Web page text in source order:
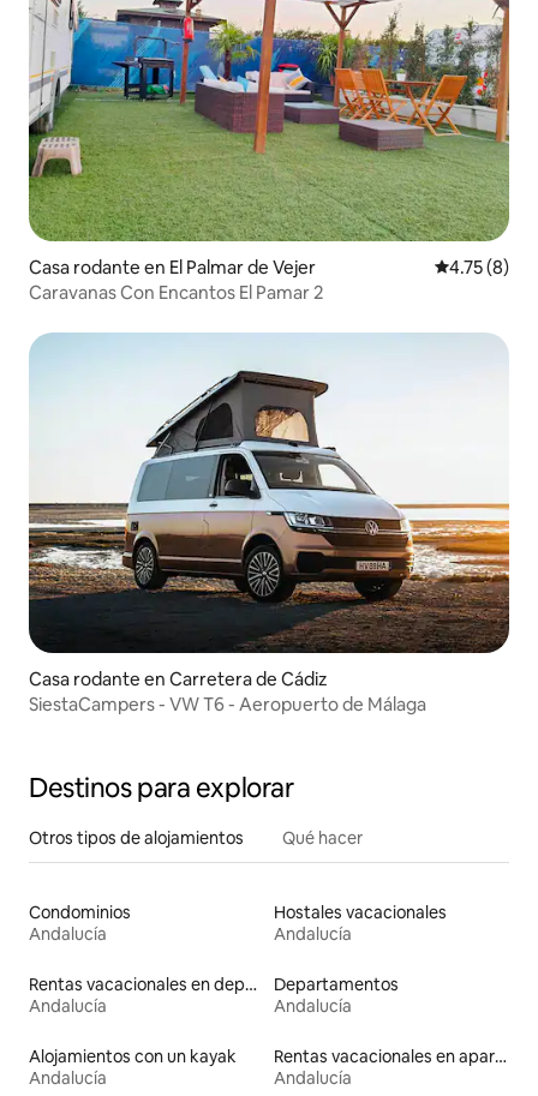
Casa rodante en El Palmar de Vejer Calificación
4.75 (8)
Caravanas Con Encantos El Pamar 2
Casa rodante en Carretera de Cádiz
SiestaCampers - VW T6 - Aeropuerto de Málaga
Destinos para explorar
Otros tipos de alojamientos Qué hacer
Condominios
Andalucía
Hostales vacacionales
Andalucía
Rentas vacacionales en departamentos con cama de altura accesible
Andalucía
Departamentos
Andalucía
Alojamientos con un kayak
Andalucía
Rentas vacacionales en apartoteles
Andalucía